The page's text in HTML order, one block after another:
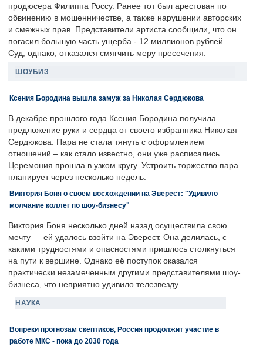
продюсера Филиппа Россу. Ранее тот был арестован по
обвинению в мошенничестве, а также нарушении авторских
и смежных прав. Представители артиста сообщили, что он
погасил большую часть ущерба - 12 миллионов рублей.
Суд, однако, отказался смягчить меру пресечения.
ШОУБИЗ
Ксения Бородина вышла замуж за Николая Сердюкова
В декабре прошлого года Ксения Бородина получила
предложение руки и сердца от своего избранника Николая
Сердюкова. Пара не стала тянуть с оформлением
отношений – как стало известно, они уже расписались.
Церемония прошла в узком кругу. Устроить торжество пара
планирует через несколько недель.
Виктория Боня о своем восхождении на Эверест: "Удивило
молчание коллег по шоу-бизнесу"
Виктория Боня несколько дней назад осуществила свою
мечту — ей удалось взойти на Эверест. Она делилась, с
какими трудностями и опасностями пришлось столкнуться
на пути к вершине. Однако её поступок оказался
практически незамеченным другими представителями шоу-
бизнеса, что неприятно удивило телезвезду.
НАУКА
Вопреки прогнозам скептиков, Россия продолжит участие в
работе МКС - пока до 2030 года